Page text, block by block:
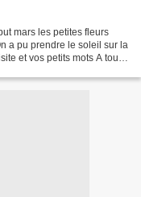
mars les petites fleurs
a pu prendre le soleil sur la
et vos petits mots A tout